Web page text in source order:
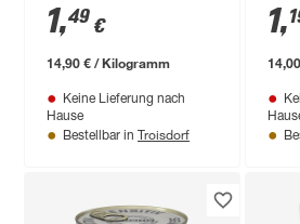
Diabetes Putenherz
100 g
1,49 €
14,90 € / Kilogramm
Keine Lieferung nach
Hause
Bestellbar in Troisdorf
1,